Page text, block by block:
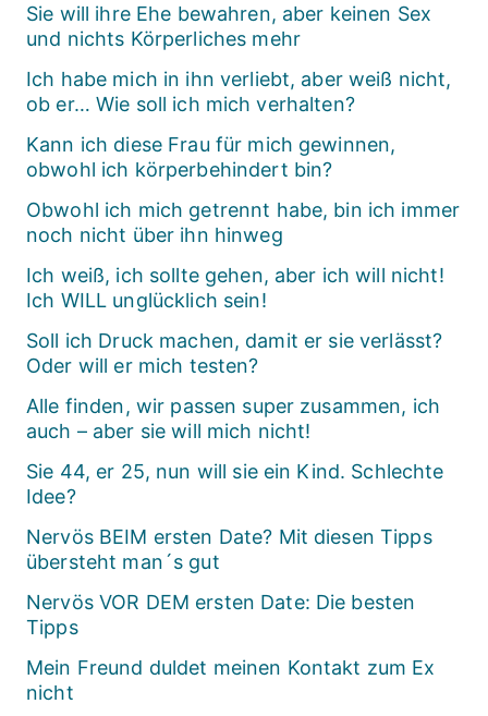
Sie will ihre Ehe bewahren, aber keinen Sex
und nichts Körperliches mehr
Ich habe mich in ihn verliebt, aber weiß nicht,
ob er… Wie soll ich mich verhalten?
Kann ich diese Frau für mich gewinnen,
obwohl ich körperbehindert bin?
Obwohl ich mich getrennt habe, bin ich immer
noch nicht über ihn hinweg
Ich weiß, ich sollte gehen, aber ich will nicht!
Ich WILL unglücklich sein!
Soll ich Druck machen, damit er sie verlässt?
Oder will er mich testen?
Alle finden, wir passen super zusammen, ich
auch – aber sie will mich nicht!
Sie 44, er 25, nun will sie ein Kind. Schlechte
Idee?
Nervös BEIM ersten Date? Mit diesen Tipps
übersteht man´s gut
Nervös VOR DEM ersten Date: Die besten
Tipps
Mein Freund duldet meinen Kontakt zum Ex
nicht